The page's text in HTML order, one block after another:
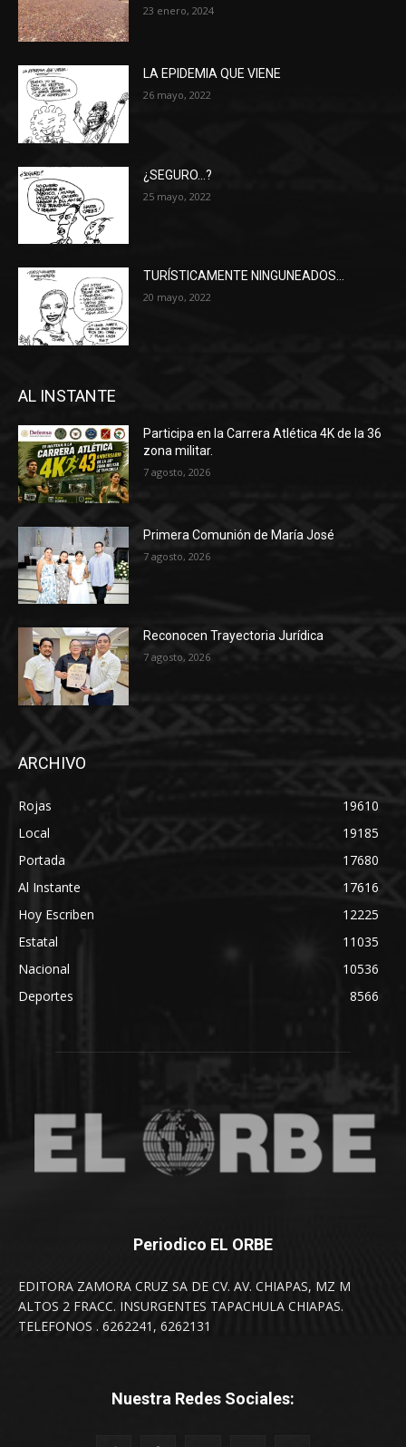
23 enero, 2024
LA EPIDEMIA QUE VIENE
26 mayo, 2022
¿SEGURO…?
25 mayo, 2022
TURÍSTICAMENTE NINGUNEADOS…
20 mayo, 2022
AL INSTANTE
Participa en la Carrera Atlética 4K de la 36
zona militar.
7 agosto, 2026
Primera Comunión de María José
7 agosto, 2026
Reconocen Trayectoria Jurídica
7 agosto, 2026
ARCHIVO
Rojas
19610
Local
19185
Portada
17680
Al Instante
17616
Hoy Escriben
12225
Estatal
11035
Nacional
10536
Deportes
8566
Periodico EL ORBE
EDITORA ZAMORA CRUZ SA DE CV. AV. CHIAPAS, MZ M
ALTOS 2 FRACC. INSURGENTES TAPACHULA CHIAPAS.
TELEFONOS . 6262241, 6262131
Nuestra Redes Sociales: